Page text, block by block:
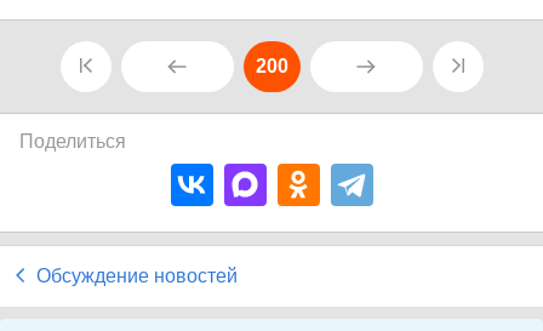
200
Поделиться
Обсуждение новостей